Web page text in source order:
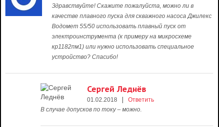
Здравствуйте! Скажите пожалуйста, можно ли в
качестве плавного пуска для скважного насоса Джилекс
Водомет 55/50 использовать плавный пуск от
электроинструмента (к примеру на микросхеме
кр1182пм1) или нужно использовать специальное
устройство? Спасибо!
Сергей Леднёв
01.02.2018 |
Ответить
В случае допусков по току – можно.